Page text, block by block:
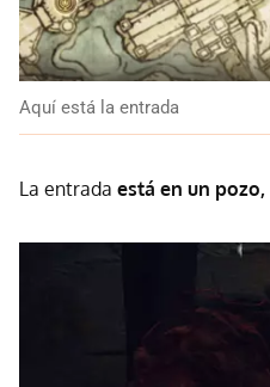
Aquí está la entrada
La entrada está en un pozo,